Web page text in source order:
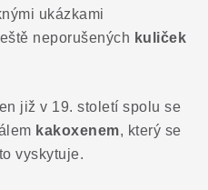
ukázkami
neporušených kuliček
již v 19. století spolu se
kakoxenem, který se
vyskytuje.